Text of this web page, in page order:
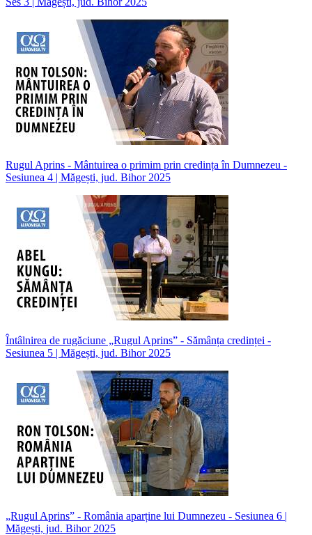
Rugul Aprins - Mântuirea o primim prin credința în Dumnezeu -
Sesiunea 4 | Măgești, jud. Bihor 2025
Întâlnirea de rugăciune „Rugul Aprins” - Sămânța credinței -
Sesiunea 5 | Măgești, jud. Bihor 2025
„Rugul Aprins” - România aparține lui Dumnezeu - Sesiunea 6 |
Măgești, jud. Bihor 2025